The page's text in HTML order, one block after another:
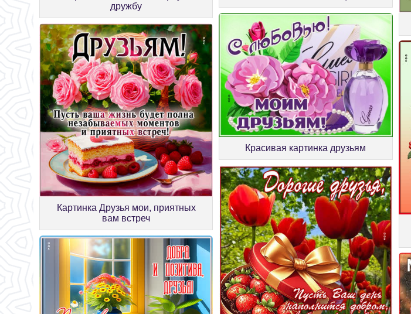
дружбу
Картинка Друзья мои, приятных
вам встреч
Красивая картинка друзьям